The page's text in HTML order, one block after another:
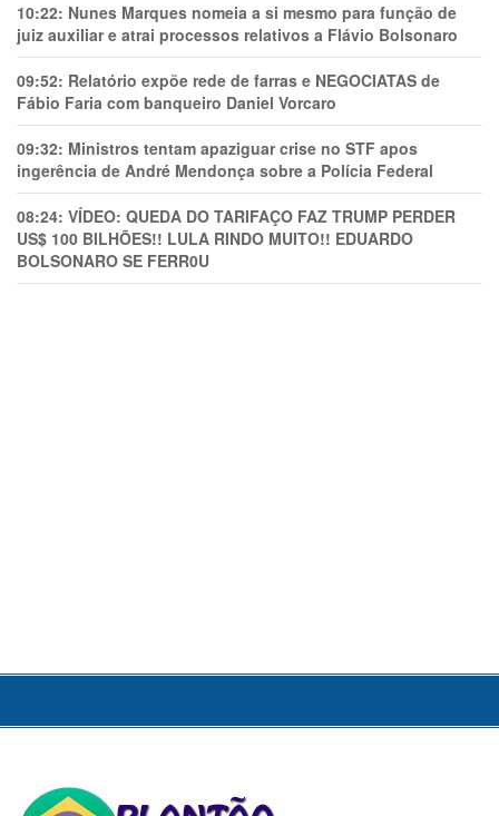
10:22: Nunes Marques nomeia a si mesmo para função de
juiz auxiliar e atrai processos relativos a Flávio Bolsonaro
09:52: Relatório expõe rede de farras e NEGOCIATAS de
Fábio Faria com banqueiro Daniel Vorcaro
09:32: Ministros tentam apaziguar crise no STF apos
ingerência de André Mendonça sobre a Polícia Federal
08:24: VÍDEO: QUEDA DO TARIFAÇO FAZ TRUMP PERDER
US$ 100 BILHÕES!! LULA RINDO MUITO!! EDUARDO
BOLSONARO SE FERR0U